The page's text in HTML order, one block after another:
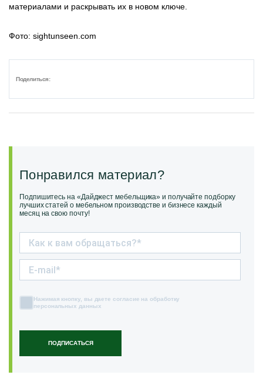
материалами и раскрывать их в новом ключе.
Фото: sightunseen.com
Поделиться:
Понравился материал?
Подпишитесь на «Дайджест мебельщика» и получайте подборку
лучших статей о мебельном производстве и бизнесе каждый
месяц на свою почту!
ПОДПИСАТЬСЯ
Нажимая кнопку, вы даете согласие на обработку
персональных данных